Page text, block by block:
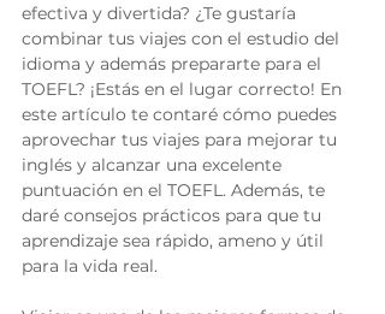
efectiva y divertida? ¿Te gustaría
combinar tus viajes con el estudio del
idioma y además prepararte para el
TOEFL? ¡Estás en el lugar correcto! En
este artículo te contaré cómo puedes
aprovechar tus viajes para mejorar tu
inglés y alcanzar una excelente
puntuación en el TOEFL. Además, te
daré consejos prácticos para que tu
aprendizaje sea rápido, ameno y útil
para la vida real.